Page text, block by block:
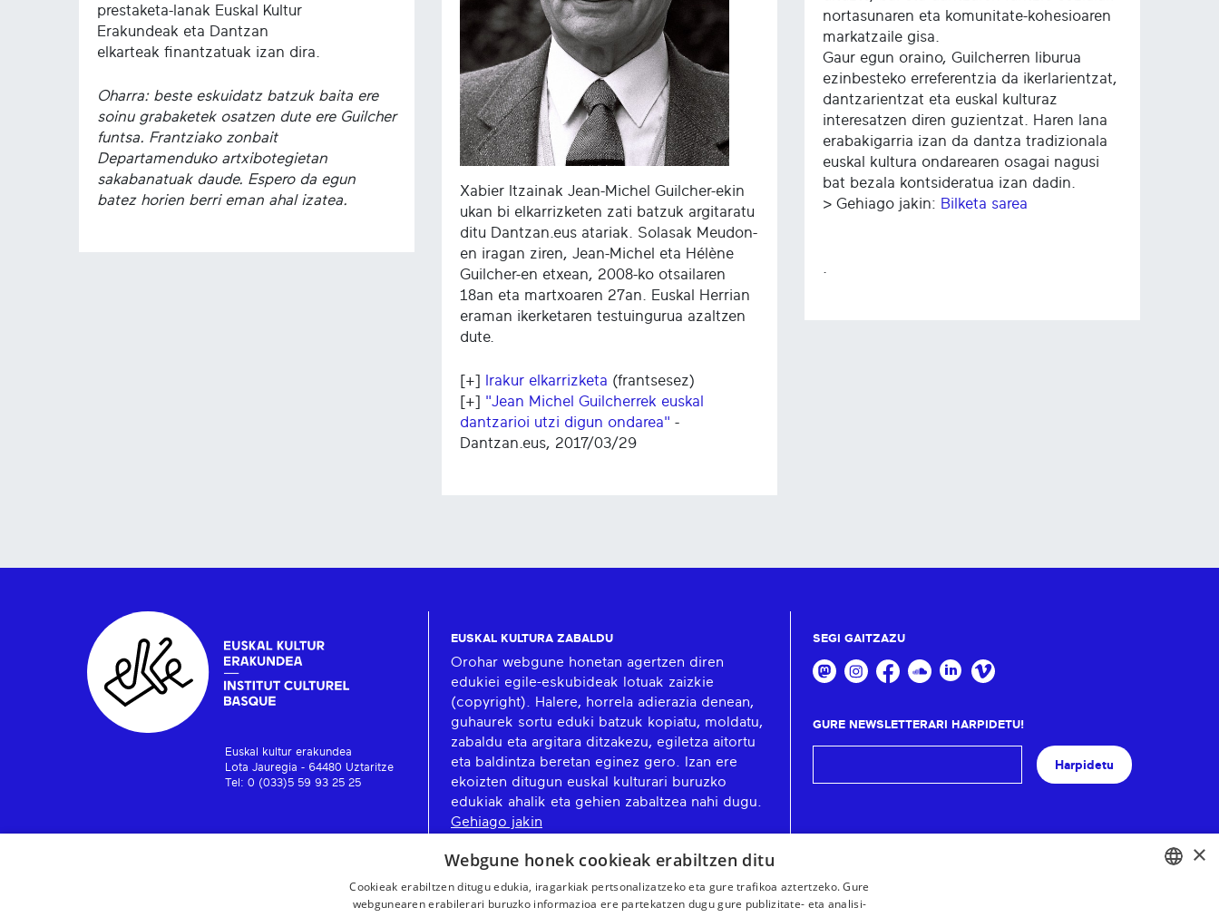
prestaketa-lanak Euskal Kultur
Erakundeak eta Dantzan
elkarteak finantzatuak izan dira.
Oharra: beste eskuidatz batzuk baita ere
soinu grabaketek osatzen dute ere Guilcher
funtsa. Frantziako zonbait
Departamenduko artxibotegietan
sakabanatuak daude. Espero da egun
batez horien berri eman ahal izatea.
Xabier Itzainak Jean-Michel Guilcher-ekin
ukan bi elkarrizketen zati batzuk argitaratu
ditu Dantzan.eus atariak. Solasak Meudon-
en iragan ziren, Jean-Michel eta Hélène
Guilcher-en etxean, 2008-ko otsailaren
18an eta martxoaren 27an. Euskal Herrian
eraman ikerketaren testuingurua azaltzen
dute.
[+] Irakur elkarrizketa (frantsesez)
[+] "Jean Michel Guilcherrek euskal
dantzarioi utzi digun ondarea" -
Dantzan.eus, 2017/03/29
nortasunaren eta komunitate-kohesioaren
markatzaile gisa.
Gaur egun oraino, Guilcherren liburua
ezinbesteko erreferentzia da ikerlarientzat,
dantzarientzat eta euskal kulturaz
interesatzen diren guzientzat. Haren lana
erabakigarria izan da dantza tradizionala
euskal kultura ondarearen osagai nagusi
bat bezala kontsideratua izan dadin.
> Gehiago jakin: Bilketa sarea
Euskal kultur erakundea
Lota Jauregia - 64480 Uztaritze
Tel: 0 (033)5 59 93 25 25
EUSKAL KULTURA ZABALDU
Orohar webgune honetan agertzen diren
edukiei egile-eskubideak lotuak zaizkie
(copyright). Halere, horrela adierazia denean,
guhaurek sortu eduki batzuk kopiatu, moldatu,
zabaldu eta argitara ditzakezu, egiletza aitortu
eta baldintza beretan eginez gero. Izan ere
ekoizten ditugun euskal kulturari buruzko
edukiak ahalik eta gehien zabaltzea nahi dugu.
Gehiago jakin
SEGI GAITZAZU
GURE NEWSLETTERARI HARPIDETU!
Harpidetu
×
Webgune honek cookieak erabiltzen ditu
Cookieak erabiltzen ditugu edukia, iragarkiak pertsonalizatzeko eta gure trafikoa aztertzeko. Gure
webgunearen erabilerari buruzko informazioa ere partekatzen dugu gure publizitate- eta analisi-